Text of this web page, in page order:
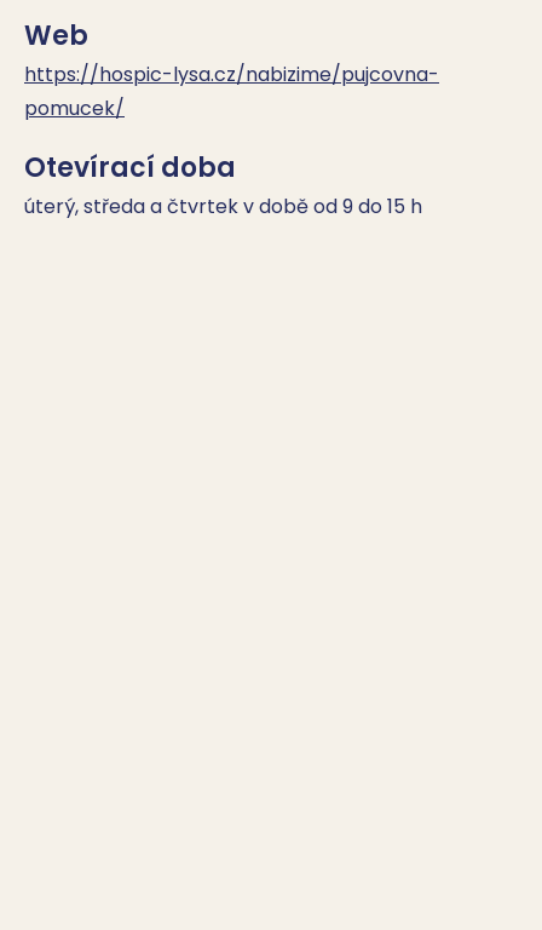
Web
https://hospic-lysa.cz/nabizime/pujcovna-
pomucek/
Otevírací doba
úterý, středa a čtvrtek v době od 9 do 15 h